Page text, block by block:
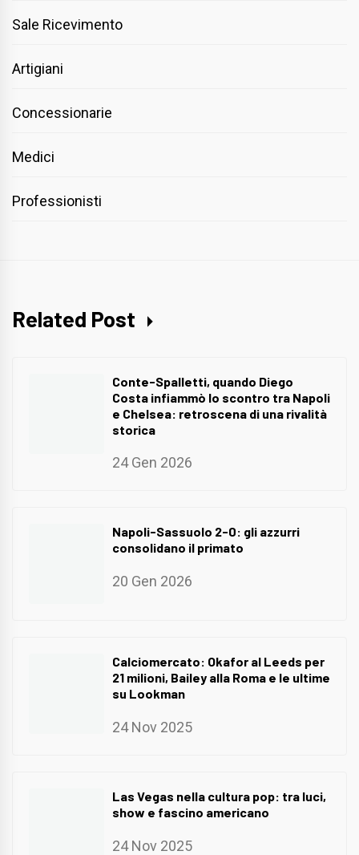
Sale Ricevimento
Artigiani
Concessionarie
Medici
Professionisti
Related Post
Conte-Spalletti, quando Diego
Costa infiammò lo scontro tra Napoli
e Chelsea: retroscena di una rivalità
storica
24 Gen 2026
Napoli-Sassuolo 2-0: gli azzurri
consolidano il primato
20 Gen 2026
Calciomercato: Okafor al Leeds per
21 milioni, Bailey alla Roma e le ultime
su Lookman
24 Nov 2025
Las Vegas nella cultura pop: tra luci,
show e fascino americano
24 Nov 2025